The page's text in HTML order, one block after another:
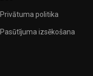
praktiskumu katrā
pārbaudītu uzņēmumu
Privātuma politika
Pasūtījuma izsēkošana